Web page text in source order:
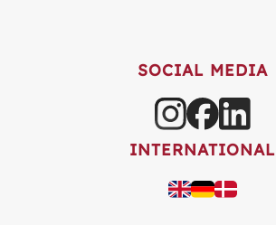
SOCIAL MEDIA
INTERNATIONAL